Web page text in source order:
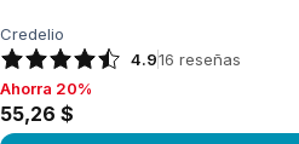
Credelio
4.916 reseñas
Ahorra 20%, 55,26 $
Ahorra 20%
55,26 $